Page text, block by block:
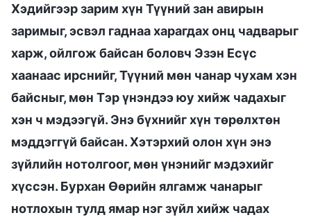
Хэдийгээр зарим хүн Түүний зан авирын
заримыг, эсвэл гаднаа харагдах онц чадварыг
харж, ойлгож байсан боловч Эзэн Есүс
хаанаас ирснийг, Түүний мөн чанар чухам хэн
байсныг, мөн Тэр үнэндээ юу хийж чадахыг
хэн ч мэдээгүй. Энэ бүхнийг хүн төрөлхтөн
мэддэггүй байсан. Хэтэрхий олон хүн энэ
зүйлийн нотолгоог, мөн үнэнийг мэдэхийг
хүссэн. Бурхан Өөрийн ялгамж чанарыг
нотлохын тулд ямар нэг зүйл хийж чадах